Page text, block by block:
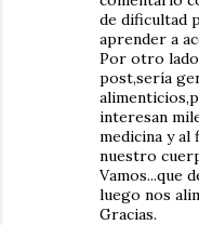
de dificultad
aprender a
Por otro
post,sería
interesan
medicina y al
nuestro
Vamos...que
luego nos
Gracias.